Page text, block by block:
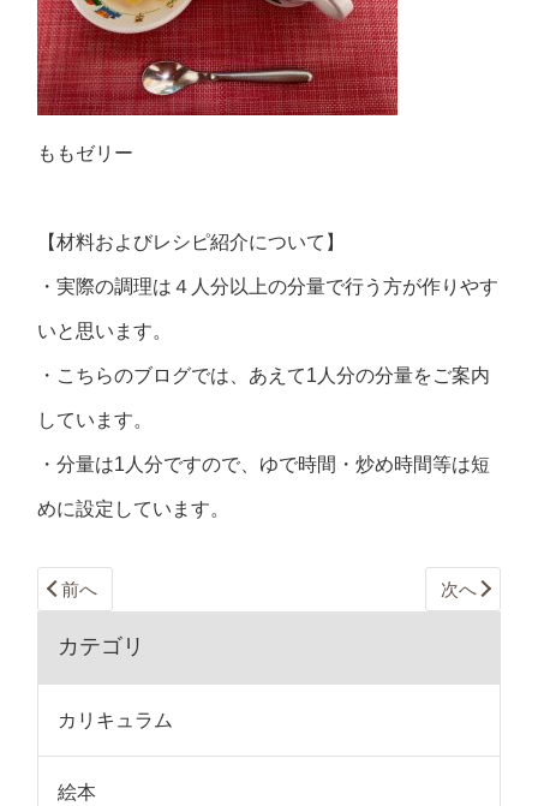
ももゼリー
【材料およびレシピ紹介について】
・実際の調理は４人分以上の分量で行う方が作りやす
いと思います。
・こちらのブログでは、あえて1人分の分量をご案内
しています。
・分量は1人分ですので、ゆで時間・炒め時間等は短
めに設定しています。
前へ 次へ
カテゴリ
カリキュラム
絵本